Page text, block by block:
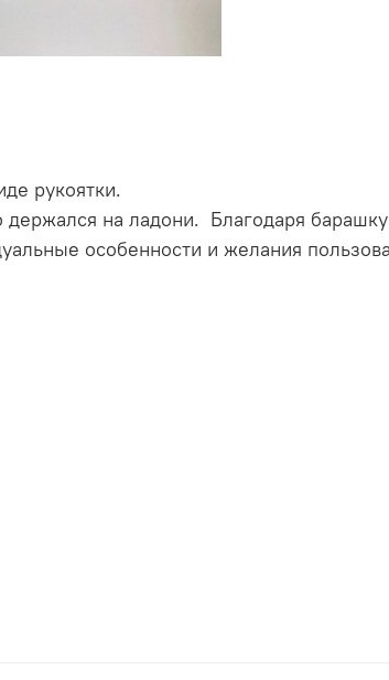
рукоятки.
держался на ладони. Благодаря
особенности и желания